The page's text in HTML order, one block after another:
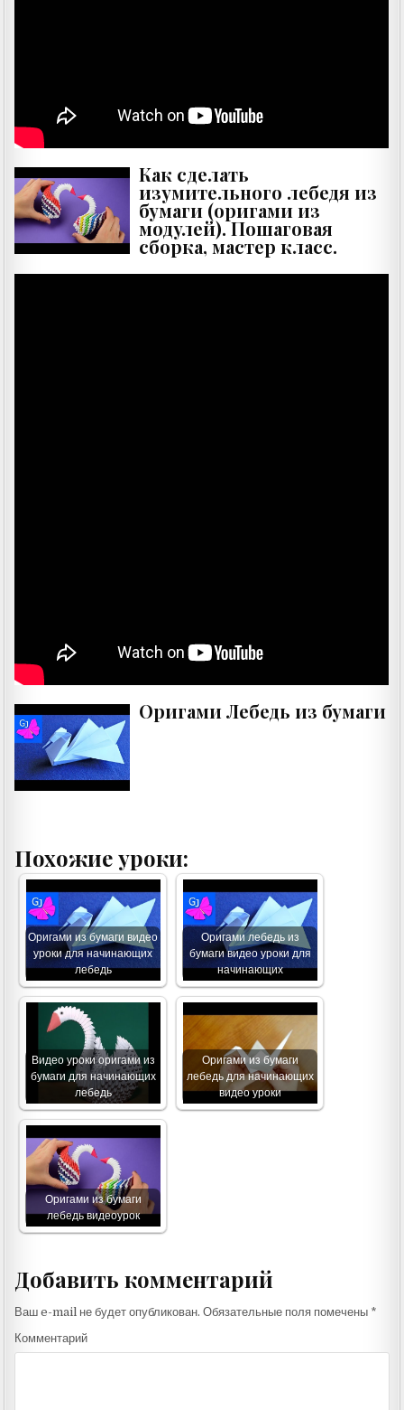
Как сделать
изумительного лебедя из
бумаги (оригами из
модулей). Пошаговая
сборка, мастер класс.
Оригами Лебедь из бумаги
Похожие уроки:
Оригами из бумаги видео
уроки для начинающих
лебедь
Оригами лебедь из
бумаги видео уроки для
начинающих
Видео уроки оригами из
бумаги для начинающих
лебедь
Оригами из бумаги
лебедь для начинающих
видео уроки
Оригами из бумаги
лебедь видеоурок
Добавить комментарий
Ваш e-mail не будет опубликован. Обязательные поля помечены *
Комментарий